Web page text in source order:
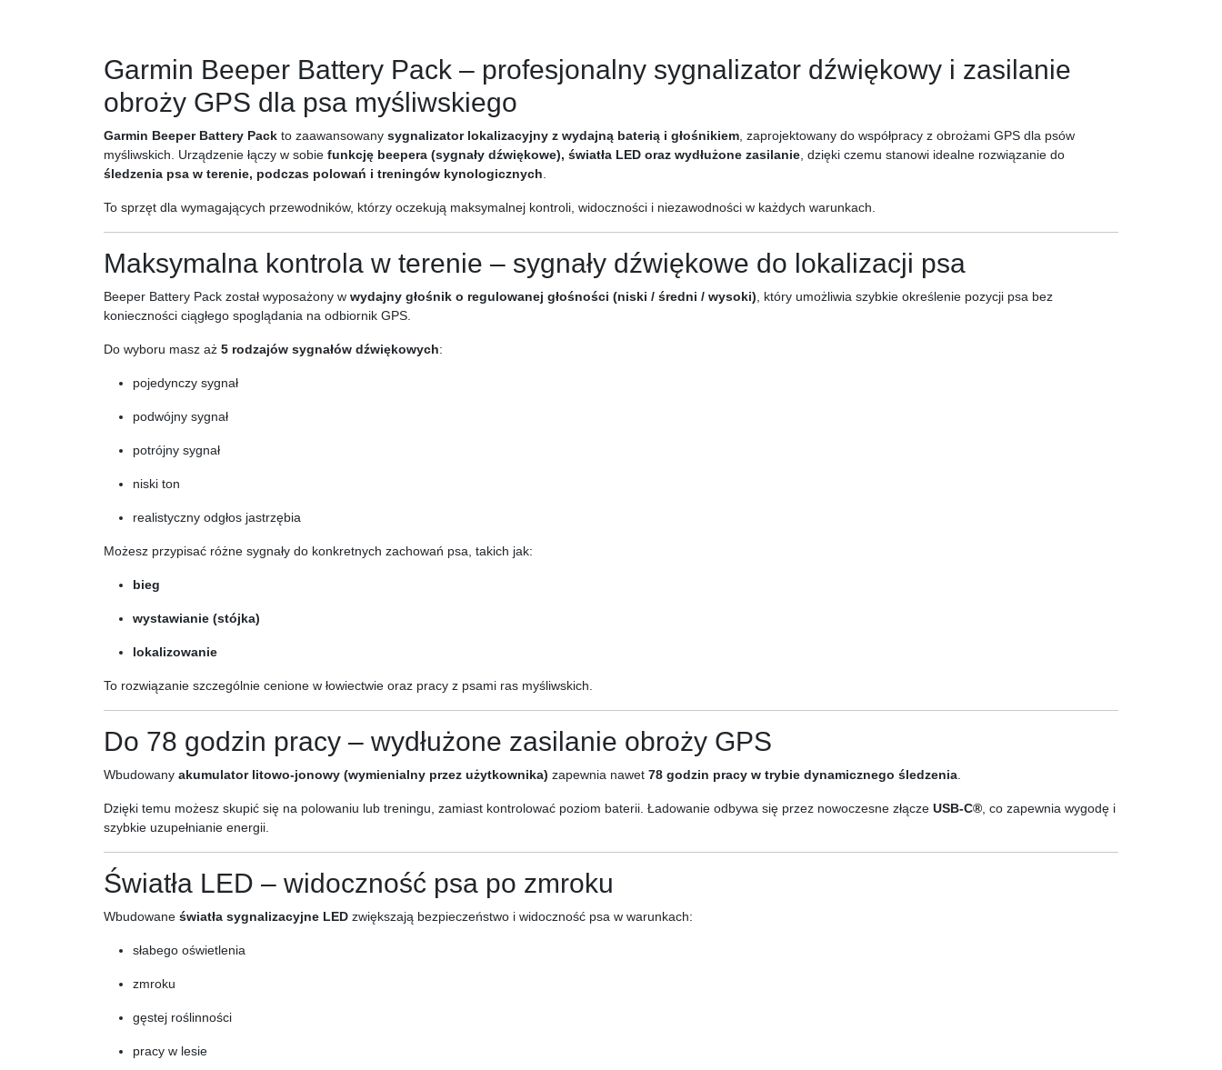
Garmin Beeper Battery Pack – profesjonalny sygnalizator dźwiękowy i zasilanie
obroży GPS dla psa myśliwskiego
Garmin Beeper Battery Pack to zaawansowany sygnalizator lokalizacyjny z wydajną baterią i głośnikiem , zaprojektowany do współpracy z obrożami GPS dla psów
myśliwskich. Urządzenie łączy w sobie funkcję beepera (sygnały dźwiękowe), światła LED oraz wydłużone zasilanie , dzięki czemu stanowi idealne rozwiązanie do
śledzenia psa w terenie, podczas polowań i treningów kynologicznych
To sprzęt dla wymagających przewodników, którzy oczekują maksymalnej kontroli, widoczności i niezawodności w każdych warunkach.
Maksymalna kontrola w terenie – sygnały dźwiękowe do lokalizacji psa
Beeper Battery Pack został wyposażony w wydajny głośnik o regulowanej głośności (niski / średni / wysoki) , który umożliwia szybkie określenie pozycji psa bez
konieczności ciągłego spoglądania na odbiornik GPS.
Do wyboru masz aż 5 rodzajów sygnałów dźwiękowych:
pojedynczy sygnał
podwójny sygnał
potrójny sygnał
niski ton
realistyczny odgłos jastrzębia
Możesz przypisać różne sygnały do konkretnych zachowań psa, takich jak:
bieg
wystawianie (stójka)
lokalizowanie
To rozwiązanie szczególnie cenione w łowiectwie oraz pracy z psami ras myśliwskich.
Do 78 godzin pracy – wydłużone zasilanie obroży GPS
Wbudowany akumulator litowo-jonowy (wymienialny przez użytkownika) zapewnia nawet 78 godzin pracy w trybie dynamicznego śledzenia
Dzięki temu możesz skupić się na polowaniu lub treningu, zamiast kontrolować poziom baterii. Ładowanie odbywa się przez nowoczesne złącze USB-C® , co zapewnia wygodę i
szybkie uzupełnianie energii.
Światła LED – widoczność psa po zmroku
Wbudowane światła sygnalizacyjne LED zwiększają bezpieczeństwo i widoczność psa w warunkach:
słabego oświetlenia
zmroku
gęstej roślinności
pracy w lesie